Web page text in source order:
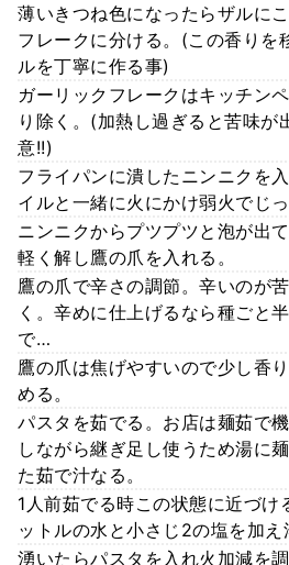
薄いきつね色になったらザルに
フレークに分ける。(この香りを
ルを丁寧に作る事)
ガーリックフレークはキッチン
り除く。(加熱し過ぎると苦味が
意!!)
フライパンに潰したニンニクを
イルと一緒に火にかけ弱火でじ
ニンニクからプツプツと泡が出
軽く解し鷹の爪を入れる。
鷹の爪で辛さの調節。辛いのが
く。辛めに仕上げるなら種ごと
で…
鷹の爪は焦げやすいので少し香
める。
パスタを茹でる。お店は麺茹で
しながら継ぎ足し使うため湯に
た茹で汁なる。
1人前茹でる時この状態に近づけ
ットルの水と小さじ2の塩を加え
湧いたらパスタを入れ火加減を